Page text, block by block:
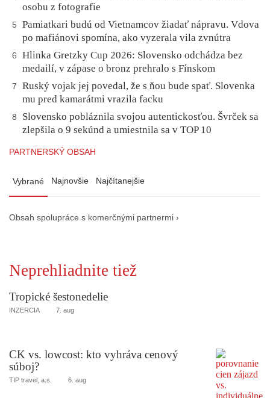
osobu z fotografie
5
Pamiatkari budú od Vietnamcov žiadať nápravu. Vdova
po mafiánovi spomína, ako vyzerala vila zvnútra
6
Hlinka Gretzky Cup 2026: Slovensko odchádza bez
medailí, v zápase o bronz prehralo s Fínskom
7
Ruský vojak jej povedal, že s ňou bude spať. Slovenka
mu pred kamarátmi vrazila facku
8
Slovensko pobláznila svojou autentickosťou. Švrček sa
zlepšila o 9 sekúnd a umiestnila sa v TOP 10
PARTNERSKÝ OBSAH
Vybrané Najnovšie Najčítanejšie
Obsah spolupráce s komerčnými partnermi ›
Neprehliadnite tiež
Tropické šestonedelie
INZERCIA 7. aug
CK vs. lowcost: kto vyhráva cenový
súboj?
TIP travel, a.s. 6. aug